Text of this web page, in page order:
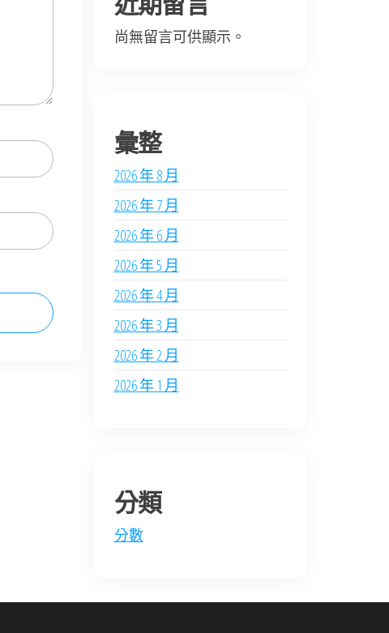
尚無留言可供顯示。
彙整
2026 年 8 月
2026 年 7 月
2026 年 6 月
2026 年 5 月
2026 年 4 月
2026 年 3 月
2026 年 2 月
2026 年 1 月
分類
分數